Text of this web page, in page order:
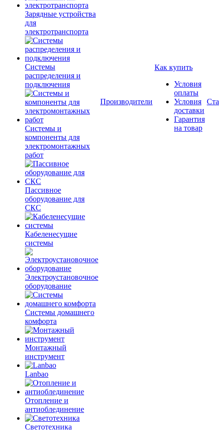
Зарядные устройства
для
электротранспорта
Системы
распределения и
подключения
Системы и
компоненты для
электромонтажных
работ
Пассивное
оборудование для
СКС
Кабеленесущие
системы
Электроустановочное
оборудование
Системы домашнего
комфорта
Монтажный
инструмент
Lanbao
Отопление и
антиоблединение
Светотехника
Производители
Как купить
Условия
оплаты
Условия
доставки
Гарантия
на товар